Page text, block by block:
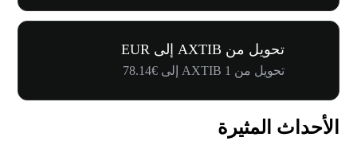
تحويل من AXTIB إلى EUR
تحويل من 1 AXTIB إلى €78.14
الأحداث المثيرة